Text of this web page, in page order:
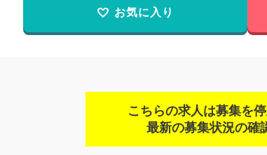
お気に入り
こちらの求人は募集を
最新の募集状況の確